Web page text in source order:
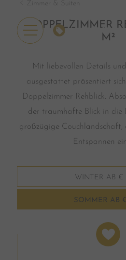
Zimmer & Suiten
DOPPELZIMMER
M²
Mit liebevollen Details
ausgestattet präsentiert
Doppelzimmer Rehblick.
der traumhafte Blick in die
großzügige Couchlandschaft,
Entspannen
WINTER AB €
SOMMER AB €